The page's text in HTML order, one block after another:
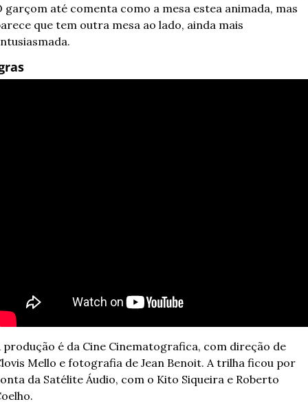
garçom até comenta como a mesa estea animada, mas
que tem outra mesa ao lado, ainda mais
produção é da Cine Cinematografica, com direção de
Mello e fotografia de Jean Benoit. A trilha ficou por
da Satélite Áudio, com o Kito Siqueira e Roberto